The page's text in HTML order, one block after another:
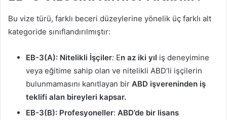
Bu vize türü, farklı beceri düzeylerine yönelik üç farklı alt
kategoride sınıflandırılmıştır:
EB-3(A): Nitelikli İşçiler: En az iki yıl iş deneyimine
veya eğitime sahip olan ve nitelikli ABD’li işçilerin
bulunmamasını kanıtlayan bir ABD işvereninden iş
teklifi alan bireyleri kapsar.
EB-3(B): Profesyoneller: ABD’de bir lisans